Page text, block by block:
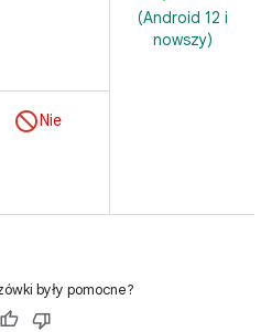
(Android 12 i
nowszy)
Nie
były pomocne?